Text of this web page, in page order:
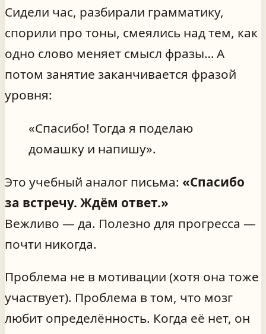
Сидели час, разбирали грамматику,
спорили про тоны, смеялись над тем, как
одно слово меняет смысл фразы… А
потом занятие заканчивается фразой
уровня:
«Спасибо! Тогда я поделаю
домашку и напишу».
Это учебный аналог письма: «Спасибо
за встречу. Ждём ответ.»
Вежливо — да. Полезно для прогресса —
почти никогда.
Проблема не в мотивации (хотя она тоже
участвует). Проблема в том, что мозг
любит определённость. Когда её нет, он